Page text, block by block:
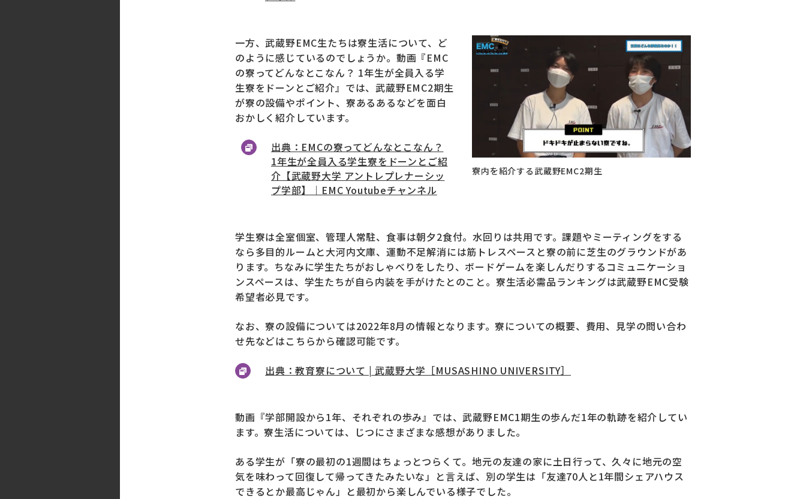
寮内を紹介する武蔵野EMC2期生
一方、武蔵野EMC生たちは寮生活について、ど
のように感じているのでしょうか。動画『EMC
の寮ってどんなとこなん？ 1年生が全員入る学
生寮をドーンとご紹介』では、武蔵野EMC2期生
が寮の設備やポイント、寮あるあるなどを面白
おかしく紹介しています。
出典：EMCの寮ってどんなとこなん？
1年生が全員入る学生寮をドーンとご紹
介【武蔵野大学 アントレプレナーシッ
プ学部】｜EMC Youtubeチャンネル
学生寮は全室個室、管理人常駐、食事は朝夕2食付。水回りは共用です。課題やミーティングをする
なら多目的ルームと大河内文庫、運動不足解消には筋トレスペースと寮の前に芝生のグラウンドがあ
ります。ちなみに学生たちがおしゃべりをしたり、ボードゲームを楽しんだりするコミュニケーショ
ンスペースは、学生たちが自ら内装を手がけたとのこと。寮生活必需品ランキングは武蔵野EMC受験
希望者必見です。
なお、寮の設備については2022年8月の情報となります。寮についての概要、費用、見学の問い合わ
せ先などはこちらから確認可能です。
出典：教育寮について | 武蔵野大学［MUSASHINO UNIVERSITY］
動画『学部開設から1年、それぞれの歩み』では、武蔵野EMC1期生の歩んだ1年の軌跡を紹介してい
ます。寮生活については、じつにさまざまな感想がありました。
ある学生が「寮の最初の1週間はちょっとつらくて。地元の友達の家に土日行って、久々に地元の空
気を味わって回復して帰ってきたみたいな 」と言えば、別の学生は「友達70人と1年間シェアハウス
できるとか最高じゃん 」と最初から楽しんでいる様子でした。